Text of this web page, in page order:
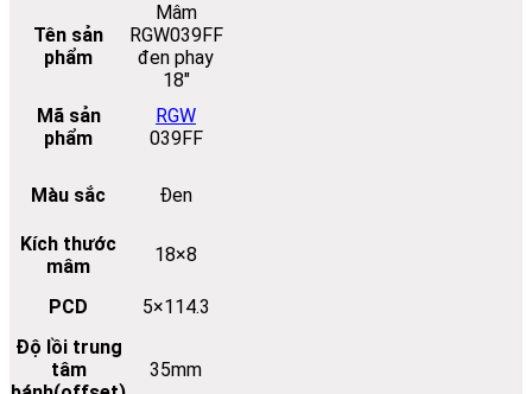
Tên sản
phẩm
Mâm
RGW039FF
đen phay
18″
Mã sản
phẩm
RGW
039FF
Màu sắc Đen
Kích thước
mâm
18×8
PCD
5×114.3
Độ lồi trung
tâm
35mm